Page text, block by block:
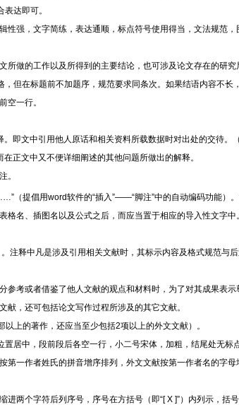
达即可。
强，文字简练，表达通顺，标点符号使用得当，文法规范，
所做的工作以及所得到的主要结论，也可涉及论文存在的研
，但在标题前不加题序，规范要求同条次。如果结语内容不长
空一行。
。即文中引用他人原话和相关资料所载数据时对出处的交待。
正文中又不便详细阐述的其他问题所做出的解释。
。
（提倡用word软件的“插入”——“脚注”中的自动编码功能）
格名、插图名以及公式之后，而应当置于相应的导入性文字
注释中凡是涉及引用相关文献时，其标示内容及格式规范与后
参考或者借鉴了他人文献的观点和材料时，为了对其成果表
，还可包括论文写作过程所涉及的其它文献。
上的著作，还应当至少包括2项以上的外文文献）。
置居中，段前段后各空一行，小二号宋体，加粗，结尾处无标
第一作者姓氏的拼音增序排列，外文文献按第一作者名的字
进两个字符后列序号，序号在方括号（即“[ X ]”）内列示，括